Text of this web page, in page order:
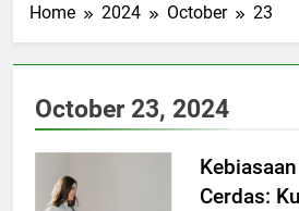
Home 2024 October 23
October 23, 2024
Cerdas: